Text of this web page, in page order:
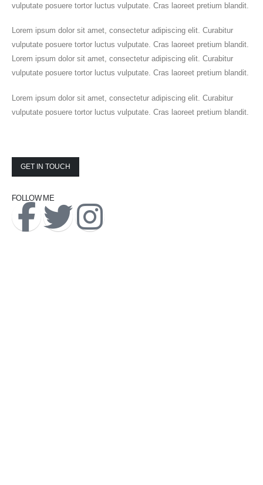
vulputate posuere tortor luctus vulputate. Cras laoreet pretium blandit.
Lorem ipsum dolor sit amet, consectetur adipiscing elit. Curabitur
vulputate posuere tortor luctus vulputate. Cras laoreet pretium blandit.
Lorem ipsum dolor sit amet, consectetur adipiscing elit. Curabitur
vulputate posuere tortor luctus vulputate. Cras laoreet pretium blandit.
Lorem ipsum dolor sit amet, consectetur adipiscing elit. Curabitur
vulputate posuere tortor luctus vulputate. Cras laoreet pretium blandit.
GET IN TOUCH
FOLLOW ME